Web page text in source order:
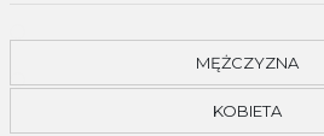
MĘŻCZYZNA
KOBIETA